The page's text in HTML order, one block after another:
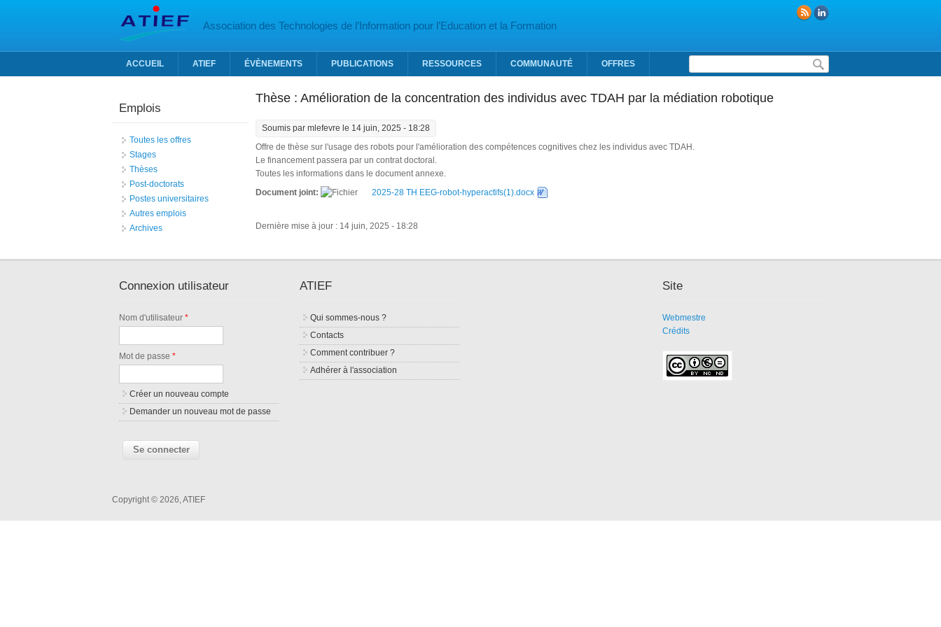
Association des Technologies de l’Information pour l’Education et la Formation
Formulaire de recherche
ACCUEIL ATIEF ÉVÈNEMENTS PUBLICATIONS RESSOURCES COMMUNAUTÉ OFFRES
Thèse : Amélioration de la concentration des individus avec TDAH par la médiation robotique
Soumis par mlefevre le 14 juin, 2025 - 18:28
Offre de thèse sur l'usage des robots pour l'amélioration des compétences cognitives chez les individus avec TDAH.
Le financement passera par un contrat doctoral.
Toutes les informations dans le document annexe.
Document joint:
2025-28 TH EEG-robot-hyperactifs(1).docx
Dernière mise à jour : 14 juin, 2025 - 18:28
Emplois
Toutes les offres
Stages
Thèses
Post-doctorats
Postes universitaires
Autres emplois
Archives
Connexion utilisateur
Nom d'utilisateur*
Mot de passe*
Créer un nouveau compte
Demander un nouveau mot de passe
ATIEF
Qui sommes-nous ?
Contacts
Comment contribuer ?
Adhérer à l'association
Site
Webmestre
Crédits
Copyright © 2026, ATIEF